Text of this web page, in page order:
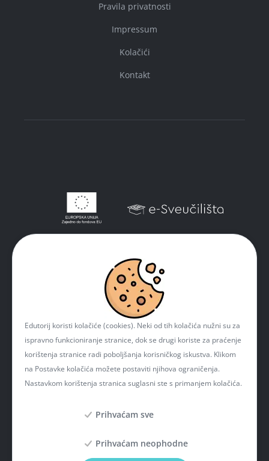
Pravila privatnosti
Impressum
Kolačići
Kontakt
Edutorij koristi kolačiće (cookies). Neki od tih kolačića nužni su za
ispravno funkcioniranje stranice, dok se drugi koriste za praćenje
korištenja stranice radi poboljšanja korisničkog iskustva. Klikom
na Postavke kolačića možete postaviti njihova ograničenja.
Nastavkom korištenja stranica suglasni ste s primanjem kolačića.
Prihvaćam sve
Prihvaćam neophodne